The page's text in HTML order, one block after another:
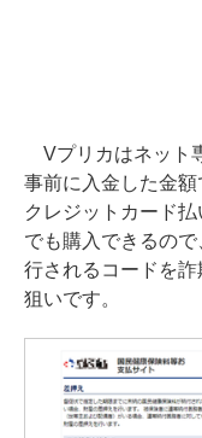
Vプリカはネット
事前に入金した金額
クレジットカード
でも購入できるの
行されるコードを
狙いです。